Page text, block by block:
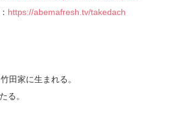
https://abemafresh.tv/takedach
田家に生まれる。
る。